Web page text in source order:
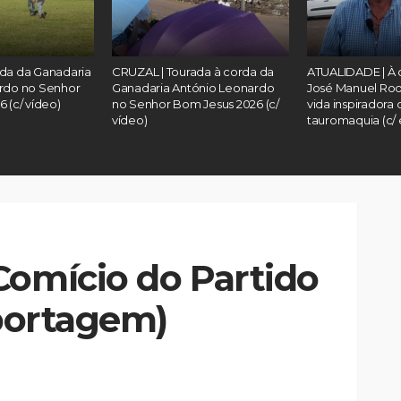
da Ganadaria
no Senhor
(c/ vídeo)
CRUZAL | Tourada à corda da
Ganadaria António Leonardo
no Senhor Bom Jesus 2026 (c/
vídeo)
ATUALIDADE |
José Manuel
vida inspiradora
tauromaquia (c/
do Partido